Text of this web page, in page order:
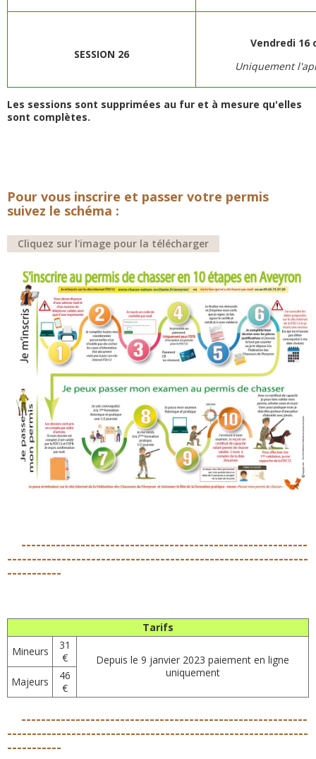
SESSION 26
Vendredi 16
Uniquement
Les sessions sont supprimées au fur et à mesure qu'elles
sont complètes.
Pour vous inscrire et passer votre permis
suivez le schéma :
Cliquez sur l'image pour la télécharger
----------------------------------------------------------
-------------------------------------------------------------
-----------
Tarifs
Mineurs
31
€
Depuis le 9 janvier 2023 paiement en ligne
uniquement
Majeurs
46
€
----------------------------------------------------------
-------------------------------------------------------------
-----------